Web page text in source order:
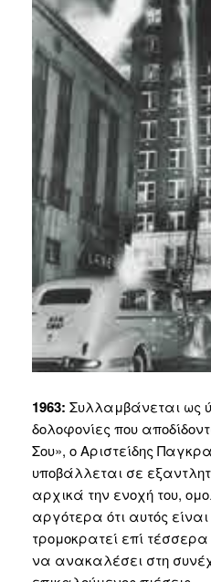
1963: Συλλαμβάνεται ως
δολοφονίες που
Σου», ο Αριστείδης
υποβάλλεται σε
αρχικά την ενοχή του,
αργότερα ότι αυτός
τρομοκρατεί επί
να ανακαλέσει στη